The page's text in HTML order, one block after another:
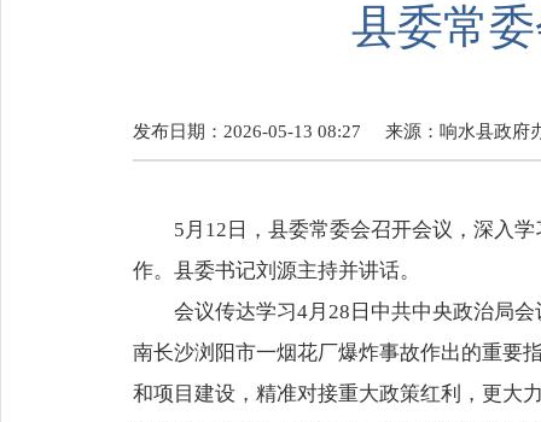
县委常
发布日期：2026-05-13 08:27 来源： 响水县政府
5月12日，县委常委会召开会议，深入
作。县委书记刘源主持并讲话。
会议传达学习4月28日中共中央政治局
南长沙浏阳市一烟花厂爆炸事故作出的重要
和项目建设，精准对接重大政策红利，更大